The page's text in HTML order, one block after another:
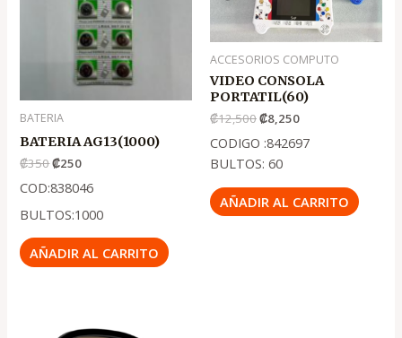
BATERIA
BATERIA AG13(1000)
₡350₡250
COD:838046
BULTOS:1000
AÑADIR AL CARRITO
ACCESORIOS COMPUTO
VIDEO CONSOLA
PORTATIL(60)
₡12,500₡8,250
CODIGO :842697
BULTOS: 60
AÑADIR AL CARRITO
precio precio